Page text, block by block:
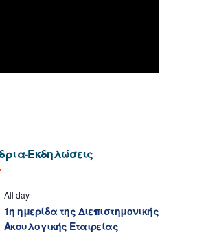
Εκδηλώσεις
All day
1η ημερίδα της Διεπιστημονικής
Ακουλογικής Εταιρείας